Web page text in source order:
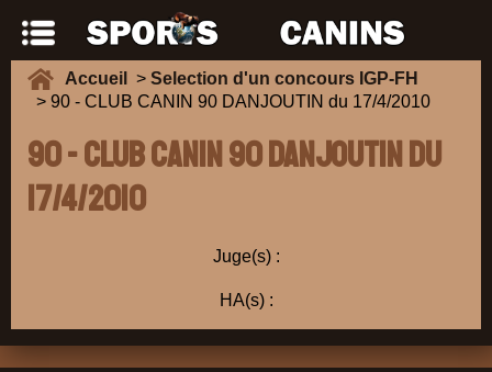
Accueil > Selection d'un concours IGP-FH
> 90 - CLUB CANIN 90 DANJOUTIN du 17/4/2010
90 - CLUB CANIN 90 DANJOUTIN du
17/4/2010
Juge(s) :
HA(s) :